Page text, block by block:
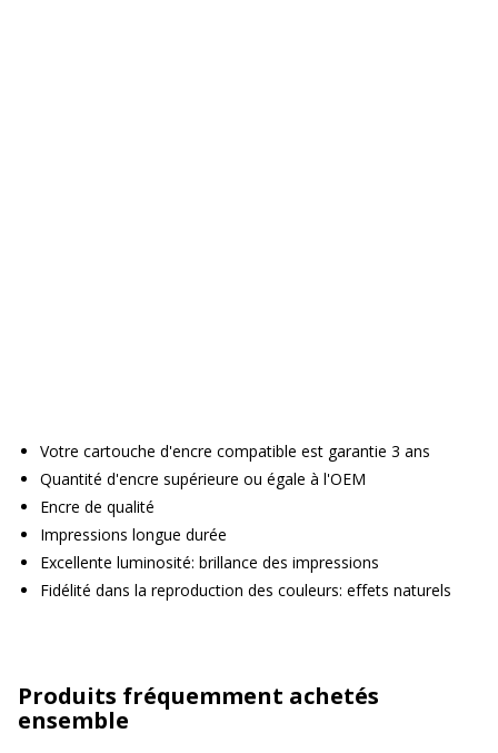
Votre cartouche d'encre compatible est garantie 3 ans
Quantité d'encre supérieure ou égale à l'OEM
Encre de qualité
Impressions longue durée
Excellente luminosité: brillance des impressions
Fidélité dans la reproduction des couleurs: effets naturels
Produits fréquemment achetés
ensemble